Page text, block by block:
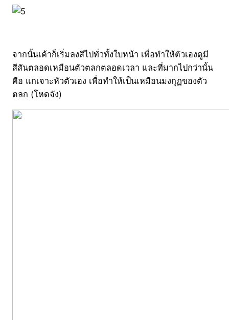
จากนั้นเค้าก็เริ่มลงสีไปทั่วทั้งใบหน้า เพื่อทำให้ตัวเองดูมี
สีสันตลอดเหมือนตัวตลกตลอดเวลา และที่มากไปกว่านั้น
คือ แกเจาะหัวตัวเอง เพื่อทำให้เป็นเหมือนมงกุฏของตัว
ตลก (โหดจัง)